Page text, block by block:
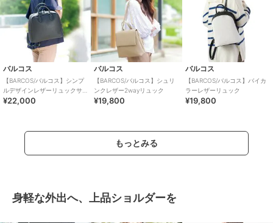
バルコス
【BARCOS/バルコス】シンプ
ルデザインレザーリュックサ
ック
¥22,000
バルコス
【BARCOS/バルコス】シュリ
ンクレザー2wayリュック
¥19,800
バルコス
【BARCOS/バルコス】バイカ
ラーレザーリュック
¥19,800
もっとみる
身軽な外出へ、上品ショルダーを